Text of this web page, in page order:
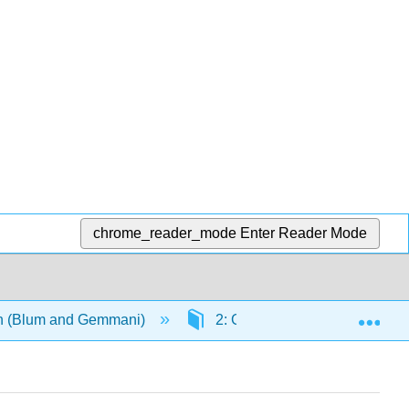
chrome_reader_mode Enter Reader Mode
(Blum and Gemmani) 2: Grammatica II- accordo